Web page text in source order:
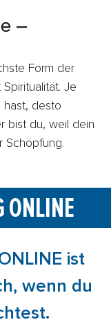
–
Form der
Je
desto
bist du, weil dein
Schöpfung.
ONLINE
ist
wenn du